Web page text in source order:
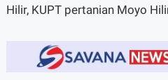
Hilir, KUPT pertanian Moyo